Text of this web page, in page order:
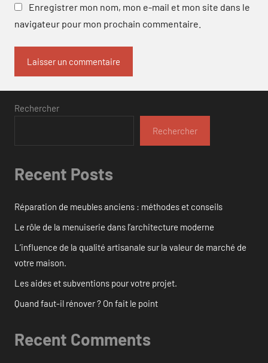
Enregistrer mon nom, mon e-mail et mon site dans le
navigateur pour mon prochain commentaire.
Rechercher
Rechercher
Recent Posts
Réparation de meubles anciens : méthodes et conseils
Le rôle de la menuiserie dans l’architecture moderne
L’influence de la qualité artisanale sur la valeur de marché de
votre maison.
Les aides et subventions pour votre projet.
Quand faut-il rénover ? On fait le point
Recent Comments